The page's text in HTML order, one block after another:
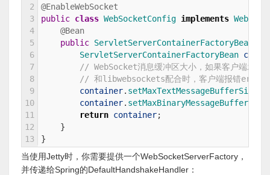
2
3
4
5
6
7
8
9
10
11
12
13
@EnableWebSocket
public class WebSocketConfig implements
@Bean
public ServletServerContainerFactoryBean
ServletServerContainerFactoryBean
// WebSocket消息缓冲区大小，如果客户端发来
// 和libwebsockets配合时，客户端报错
container. setMaxTextMessageBufferSize
container. setMaxBinaryMessageBufferSize
return container;
}
}
当使用Jetty时，你需要提供一个WebSocketServerFactory，
并传递给Spring的DefaultHandshakeHandler：